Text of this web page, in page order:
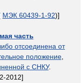
МЭК 60439-1-92)]
часть
отсоединена от
положение,
с СНКУ.
.2-2012]